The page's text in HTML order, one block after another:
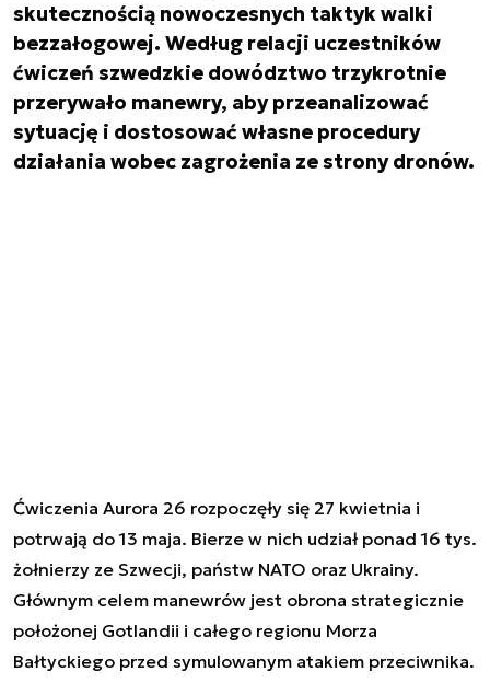
skutecznością nowoczesnych taktyk walki
bezzałogowej. Według relacji uczestników
ćwiczeń szwedzkie dowództwo trzykrotnie
przerywało manewry, aby przeanalizować
sytuację i dostosować własne procedury
działania wobec zagrożenia ze strony dronów.
Ćwiczenia Aurora 26 rozpoczęły się 27 kwietnia i
potrwają do 13 maja. Bierze w nich udział ponad 16 tys.
żołnierzy ze Szwecji, państw NATO oraz Ukrainy.
Głównym celem manewrów jest obrona strategicznie
położonej Gotlandii i całego regionu Morza
Bałtyckiego przed symulowanym atakiem przeciwnika.